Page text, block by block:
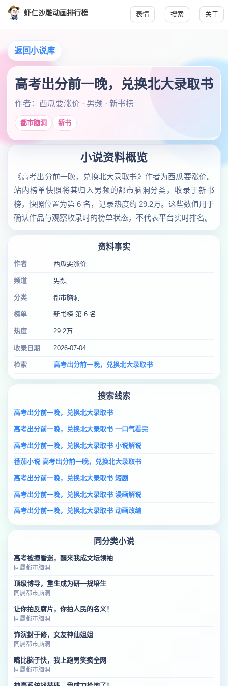
虾仁沙雕动画排行榜 表情 搜索 关于
返回小说库
高考出分前一晚，兑换北大录取书
作者：西瓜要涨价 · 男频 · 新书榜
都市脑洞 新书
小说资料概览
《高考出分前一晚，兑换北大录取书》作者为西瓜要涨价。
站内榜单快照将其归入男频的都市脑洞分类，收录于新书
榜，快照位置为第 6 名，记录热度约 29.2万。这些数值用于
确认作品与观察收录时的榜单状态，不代表平台实时排名。
资料事实
作者 西瓜要涨价
频道 男频
分类 都市脑洞
榜单 新书榜 第 6 名
热度 29.2万
收录日期 2026-07-04
检索 高考出分前一晚，兑换北大录取书
搜索线索
高考出分前一晚，兑换北大录取书
高考出分前一晚，兑换北大录取书 一口气看完
高考出分前一晚，兑换北大录取书 小说解说
番茄小说 高考出分前一晚，兑换北大录取书
高考出分前一晚，兑换北大录取书 短剧
高考出分前一晚，兑换北大录取书 漫画解说
高考出分前一晚，兑换北大录取书 动画改编
同分类小说
高考被撞昏迷，醒来我成文坛领袖
同属都市脑洞
顶级博导，重生成为研一规培生
同属都市脑洞
让你拍反腐片，你拍人民的名义！
同属都市脑洞
饰演封于修，女友神仙姐姐
同属都市脑洞
嘴比脑子快，我上跑男笑疯全网
同属都市脑洞